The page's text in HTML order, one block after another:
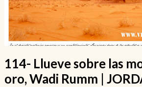
114- Llueve sobre las
oro, Wadi Rumm |